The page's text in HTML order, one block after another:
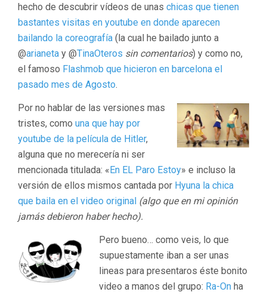
hecho de descubrir vídeos de unas chicas que tienen
bastantes visitas en youtube en donde aparecen
bailando la coreografía (la cual he bailado junto a
@arianeta y @TinaOteros sin comentarios) y como no,
el famoso Flashmob que hicieron en barcelona el
pasado mes de Agosto.
Por no hablar de las versiones mas
tristes, como una que hay por
youtube de la película de Hitler,
alguna que no merecería ni ser
mencionada titulada: «En EL Paro Estoy» e incluso la
versión de ellos mismos cantada por Hyuna la chica
que baila en el video original (algo que en mi opinión
jamás debieron haber hecho).
Pero bueno… como veis, lo que
supuestamente iban a ser unas
lineas para presentaros éste bonito
video a manos del grupo: Ra-On ha